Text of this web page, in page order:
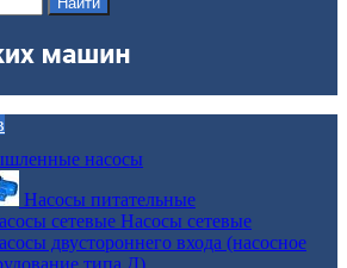
насосы
Насосы питательные
Насосы сетевые